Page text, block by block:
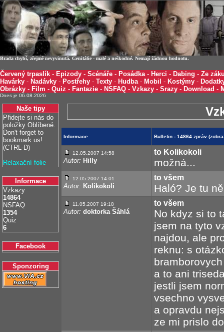
Brada chybí, zřejmě nevyvinutá. Genitálie - malé a neškodné. Nemají žádnou hodnotu.
Červený trpaslík - Epizody - Scénáře - Posádka- Herci - Dabing - Ze
Havárky - Nadávky - Postřehy - Texty - Hudba- Mobil - Kostýmy -
Obrázky - Film - Quiz - Fantazie - NSFAQ - Vzkazy - Srazy - Download -
Dnes je 06.08.2026
Naše tipy
Přidejte si nás do
položky Oblíbené.
Don't forget to
bookmark us!
(CTRL-D)
Relaxační folie
Informace
Vzkazy
14864
NSFAQ
1354
Quiz
6
Facebook
Sponzoring
Informace Bulletin - 14864 zpráv
12.05.2007 14:58
Autor: Hilly
to Kolikokoli
možná...
12.05.2007 14:01
Autor: Kolikokoli
to všem
Haló? Je tu
11.05.2007 19:18
Autor: doktorka Šáhlá
to všem
No kdyz si to
jsem na tyto
najdou, ale
reknu: s
a to ani
jestli jsem
vsechno
a opravdu
ze mi prislo